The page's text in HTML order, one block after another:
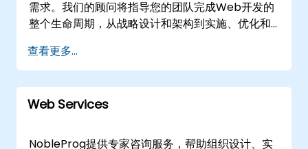
需求。我们的顾问将指导您的团队完成Web开发的
整个生命周期，从战略设计和架构到实施、优化和
进的远程桌面技术进行远程交付，确保无论地点如
何都能实现无缝协作。对于现场需求，我们的专家
可以直接部署到的设施或使用NobleProg在的专用
企业中心。 与NobleProg合作，加速您的数字化转
查看更多...
Web Services
NobleProg提供专家咨询服务，帮助组织设计、实